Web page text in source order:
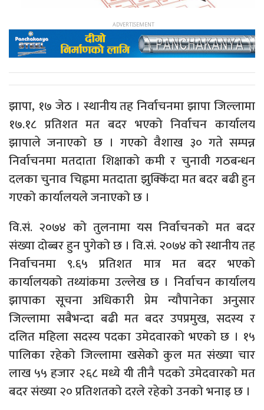
झापा, १७ जेठ । स्थानीय तह निर्वाचनमा झापा जिल्लामा
१७.१८ प्रतिशत मत बदर भएको निर्वाचन कार्यालय
झापाले जनाएको छ । गएको वैशाख ३० गते सम्पन्न
निर्वाचनमा मतदाता शिक्षाको कमी र चुनावी गठबन्धन
दलका चुनाव चिह्नमा मतदाता झुक्किँदा मत बदर बढी हुन
गएको कार्यालयले जनाएको छ ।
वि.सं. २०७४ को तुलनामा यस निर्वाचनको मत बदर
संख्या दोब्बर हुन पुगेको छ । वि.सं. २०७४ को स्थानीय तह
निर्वाचनमा ९.६५ प्रतिशत मात्र मत बदर भएको
कार्यालयको तथ्यांकमा उल्लेख छ । निर्वाचन कार्यालय
झापाका सूचना अधिकारी प्रेम न्यौपानेका अनुसार
जिल्लामा सबैभन्दा बढी मत बदर उपप्रमुख, सदस्य र
दलित महिला सदस्य पदका उमेदवारको भएको छ । १५
पालिका रहेको जिल्लामा खसेको कुल मत संख्या चार
लाख ५५ हजार २६८ मध्ये यी तीनै पदको उमेदवारको मत
बदर संख्या २० प्रतिशतको दरले रहेको उनको भनाइ छ ।